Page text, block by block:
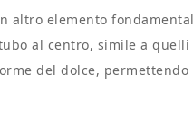
altro elemento
al centro, simile a
del dolce,